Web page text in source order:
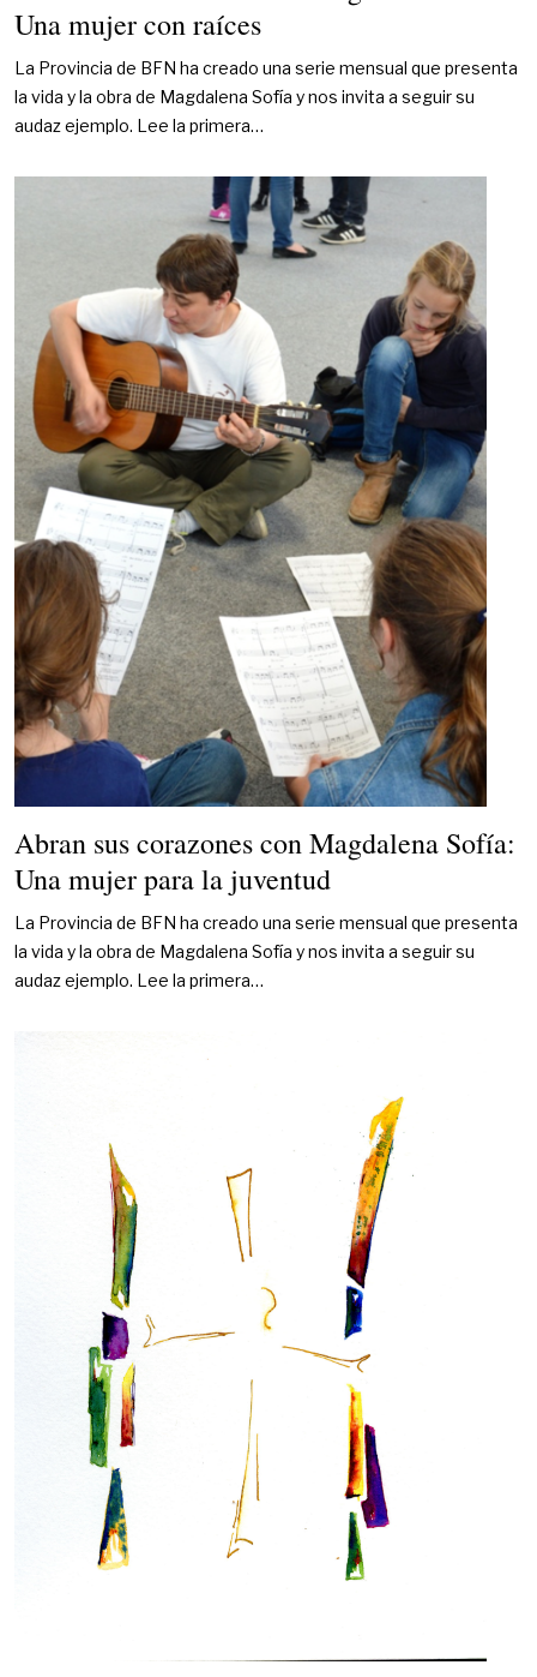
Una mujer con raíces
La Provincia de BFN ha creado una serie mensual que presenta
la vida y la obra de Magdalena Sofía y nos invita a seguir su
audaz ejemplo. Lee la primera…
Abran sus corazones con Magdalena Sofía:
Una mujer para la juventud
La Provincia de BFN ha creado una serie mensual que presenta
la vida y la obra de Magdalena Sofía y nos invita a seguir su
audaz ejemplo. Lee la primera…